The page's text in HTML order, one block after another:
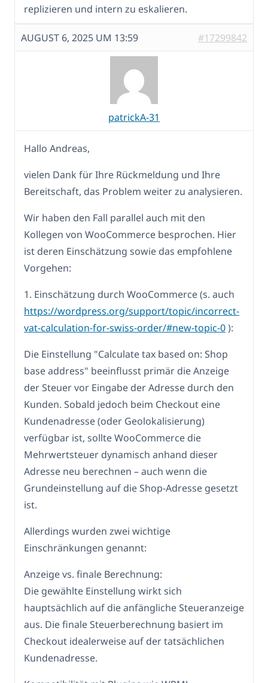
replizieren und intern zu eskalieren.
AUGUST 6, 2025 UM 13:59 #17299842
patrickA-31
Hallo Andreas,
vielen Dank für Ihre Rückmeldung und Ihre
Bereitschaft, das Problem weiter zu analysieren.
Wir haben den Fall parallel auch mit den
Kollegen von WooCommerce besprochen. Hier
ist deren Einschätzung sowie das empfohlene
Vorgehen:
1. Einschätzung durch WooCommerce (s. auch
https://wordpress.org/support/topic/incorrect-
vat-calculation-for-swiss-order/#new-topic-0):
Die Einstellung "Calculate tax based on: Shop
base address" beeinflusst primär die Anzeige
der Steuer vor Eingabe der Adresse durch den
Kunden. Sobald jedoch beim Checkout eine
Kundenadresse (oder Geolokalisierung)
verfügbar ist, sollte WooCommerce die
Mehrwertsteuer dynamisch anhand dieser
Adresse neu berechnen – auch wenn die
Grundeinstellung auf die Shop-Adresse gesetzt
ist.
Allerdings wurden zwei wichtige
Einschränkungen genannt:
Anzeige vs. finale Berechnung:
Die gewählte Einstellung wirkt sich
hauptsächlich auf die anfängliche Steueranzeige
aus. Die finale Steuerberechnung basiert im
Checkout idealerweise auf der tatsächlichen
Kundenadresse.